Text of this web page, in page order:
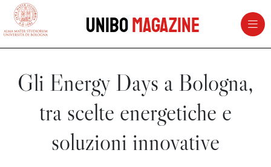
vai al contenuto della pagina
UniboMagazine
Gli Energy Days a Bologna,
tra scelte energetiche e
soluzioni innovative